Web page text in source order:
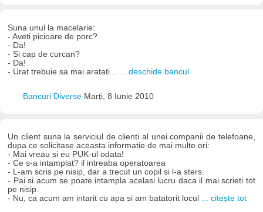
Suna unul la macelarie:
- Aveti picioare de porc?
- Da!
- Si cap de curcan?
- Da!
- Urat trebuie sa mai aratati...
... deschide bancul
Bancuri Diverse Marți, 8 Iunie 2010
Un client suna la serviciul de clienti al unei companii de telefoane,
dupa ce solicitase aceasta informatie de mai multe ori:
- Mai vreau si eu PUK-ul odata!
- Ce s-a intamplat? il intreaba operatoarea
- L-am scris pe nisip, dar a trecut un copil si l-a sters.
- Pai si acum se poate intampla acelasi lucru daca il mai scrieti tot
pe nisip.
- Nu, ca acum am intarit cu apa si am batatorit locul ... citește tot